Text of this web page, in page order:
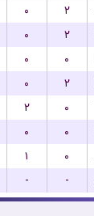
۰ ۲
۰ ۲
۰ ۰
۰ ۲
۲ ۰
۰ ۰
۱ ۰
- -